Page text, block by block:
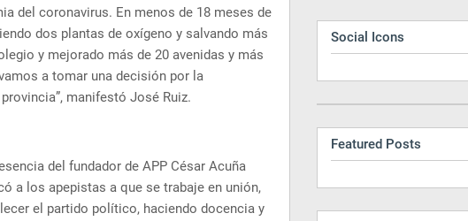
del coronavirus. En menos de 18 meses de
dos plantas de oxígeno y salvando más
y mejorado más de 20 avenidas y más
a tomar una decisión por la
manifestó José Ruiz.
del fundador de APP César Acuña
a los apepistas a que se trabaje en unión,
el partido político, haciendo docencia y
Social Icons
Featured Posts